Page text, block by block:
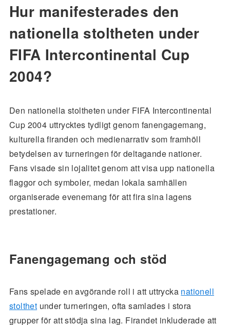
Hur manifesterades den
nationella stoltheten under
FIFA Intercontinental Cup
2004?
Den nationella stoltheten under FIFA Intercontinental
Cup 2004 uttrycktes tydligt genom fanengagemang,
kulturella firanden och medienarrativ som framhöll
betydelsen av turneringen för deltagande nationer.
Fans visade sin lojalitet genom att visa upp nationella
flaggor och symboler, medan lokala samhällen
organiserade evenemang för att fira sina lagens
prestationer.
Fanengagemang och stöd
Fans spelade en avgörande roll i att uttrycka nationell
stolthet under turneringen, ofta samlades i stora
grupper för att stödja sina lag. Firandet inkluderade att